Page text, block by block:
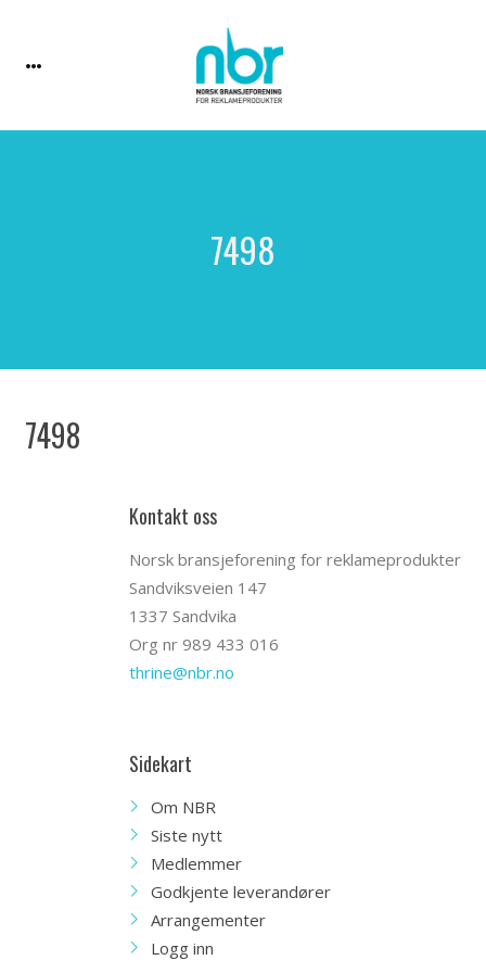
7498
7498
Kontakt oss
Norsk bransjeforening for reklameprodukter
Sandviksveien 147
1337 Sandvika
Org nr 989 433 016
thrine@nbr.no
Sidekart
Om NBR
Siste nytt
Medlemmer
Godkjente leverandører
Arrangementer
Logg inn